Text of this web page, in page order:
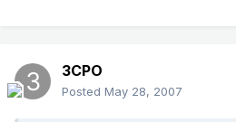
3CPO
Posted May 28, 2007